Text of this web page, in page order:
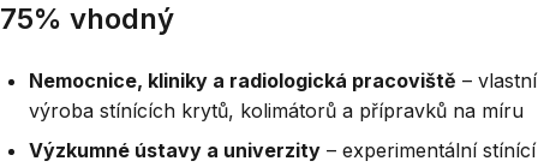
75% vhodný
Nemocnice, kliniky a radiologická pracoviště – vlastní
výroba stínících krytů, kolimátorů a přípravků na míru
Výzkumné ústavy a univerzity – experimentální stínící